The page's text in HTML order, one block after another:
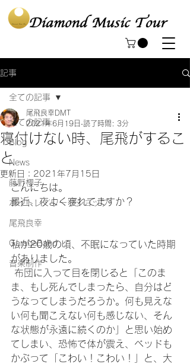
記事
全ての記事
Blog
News
藤野櫻子
ボイトレ／ワークショップ
尾飛良幸
GarageBand
音楽制作
全ての記事
寝付けない時、尾飛がするこ
と
尾飛良幸DMT
2021年6月19日 読了時間: 3分
更新日： 2021年7月15日
こんにちは。
最近、夜よく寝れてますか？
私が20歳の頃、不眠になっていた時期
がありました。
ま、もし死んでしまったら、自分はど
うなってしまうだろうか。何も見えな
い何も聞こえない何も感じない、そん
な状態が永遠に続くのか」と思い始め
てしまい、恐怖で体が震え、ベッドも
かぶって「こわい！こわい！」と、大